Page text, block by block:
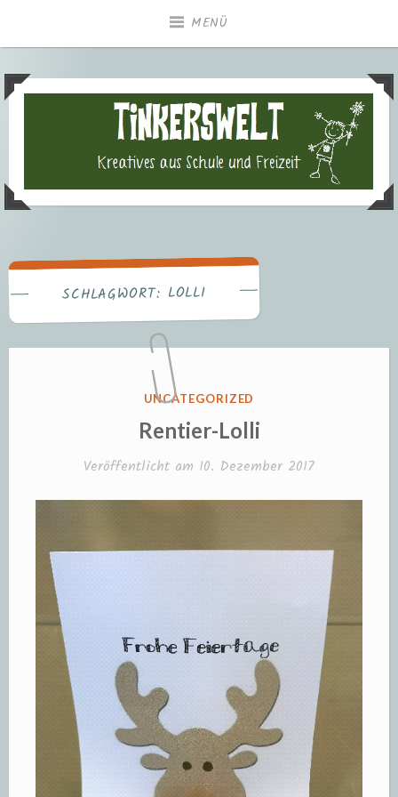
MENÜ
Tinkerswelt – Kreatives aus
Freizeit und Schule
SCHLAGWORT: LOLLI
VERÖFFENTLICHT
UNCATEGORIZED
Rentier-Lolli
Veröffentlicht am 10. Dezember 2017